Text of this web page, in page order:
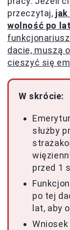
przeczytaj, jak
wolność po
dacie, muszą
cieszyć się
W skrócie:
służby
przed 1
po tej
lat, aby